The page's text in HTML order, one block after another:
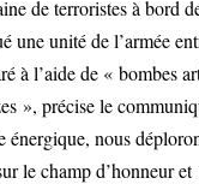
de terroristes à bord
une unité de l’armée
à l’aide de « bombes
», précise le
énergique, nous
le champ d’honneur